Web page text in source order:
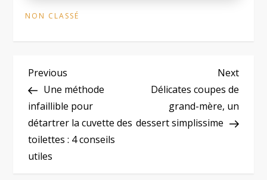
NON CLASSÉ
N
a
v
i
Previous
Post
Previous
Une méthode
infaillible pour
détartrer la cuvette des
toilettes : 4 conseils
utiles
Next
Post
Next
Délicates coupes de
grand-mère, un
dessert simplissime